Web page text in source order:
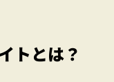
トとは？